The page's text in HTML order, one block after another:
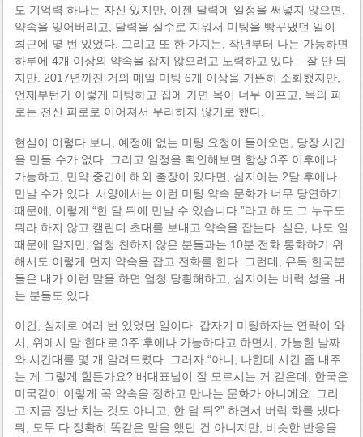
도 기억력 하나는 자신 있지만, 이젠 달력에 일정을 써넣지 않으면,
약속을 잊어버리고, 달력을 실수로 지워서 미팅을 빵꾸냈던 일이
최근에 몇 번 있었다. 그리고 또 한 가지는, 작년부터 나는 가능하면
하루에 4개 이상의 약속을 잡지 않으려고 노력하고 있다 – 잘 안 되
지만. 2017년까진 거의 매일 미팅 6개 이상을 거뜬히 소화했지만,
언제부턴가 이렇게 미팅하고 집에 가면 목이 너무 아프고, 목의 피
로는 전신 피로로 이어져서 무리하지 않기로 했다.
현실이 이렇다 보니, 예정에 없는 미팅 요청이 들어오면, 당장 시간
을 만들 수가 없다. 그리고 일정을 확인해보면 항상 3주 이후에나
가능하고, 만약 중간에 해외 출장이 있다면, 심지어는 2달 후에나
만날 수가 있다. 서양에서는 이런 미팅 약속 문화가 너무 당연하기
때문에, 이렇게 “한 달 뒤에 만날 수 있습니다.”라고 해도 그 누구도
뭐라 하지 않고 캘린더 초대를 보내고 약속을 잡는다. 실은, 나도 일
때문에 알지만, 엄청 친하지 않은 분들과는 10분 전화 통화하기 위
해서도 이렇게 먼저 약속을 잡고 전화를 한다. 그런데, 유독 한국분
들은 내가 이런 말을 하면 엄청 당황해하고, 심지어는 버럭 성을 내
는 분들도 있다.
이건, 실제로 여러 번 있었던 일이다. 갑자기 미팅하자는 연락이 와
서, 위에서 말 한대로 3주 후에나 가능하다고 하면서, 가능한 날짜
와 시간대를 몇 개 알려드렸다. 그러자 “아니, 나한테 시간 좀 내주
는 게 그렇게 힘든가요? 배대표님이 잘 모르시는 거 같은데, 한국은
미국같이 이렇게 꼭 약속을 정하고 만나는 문화가 아니에요. 그리
고 지금 장난 치는 것도 아니고, 한 달 뒤?” 하면서 버럭 화를 냈다.
뭐, 모두 다 정확히 똑같은 말을 했던 건 아니지만, 비슷한 반응을